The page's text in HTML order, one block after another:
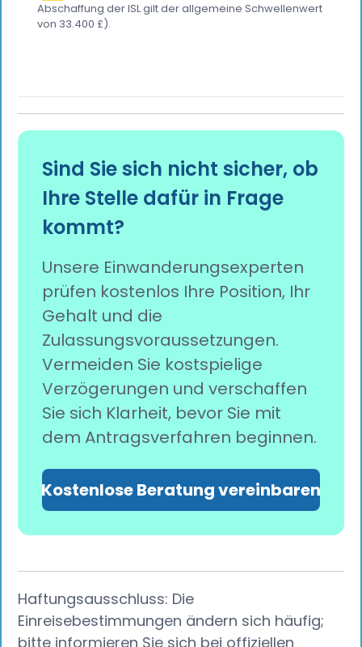
Abschaffung der ISL gilt der allgemeine Schwellenwert
von 33.400 £).
Sind Sie sich nicht sicher, ob
Ihre Stelle dafür in Frage
kommt?
Unsere Einwanderungsexperten
prüfen kostenlos Ihre Position, Ihr
Gehalt und die
Zulassungsvoraussetzungen.
Vermeiden Sie kostspielige
Verzögerungen und verschaffen
Sie sich Klarheit, bevor Sie mit
dem Antragsverfahren beginnen.
Kostenlose Beratung vereinbaren
Haftungsausschluss: Die
Einreisebestimmungen ändern sich häufig;
bitte informieren Sie sich bei offiziellen